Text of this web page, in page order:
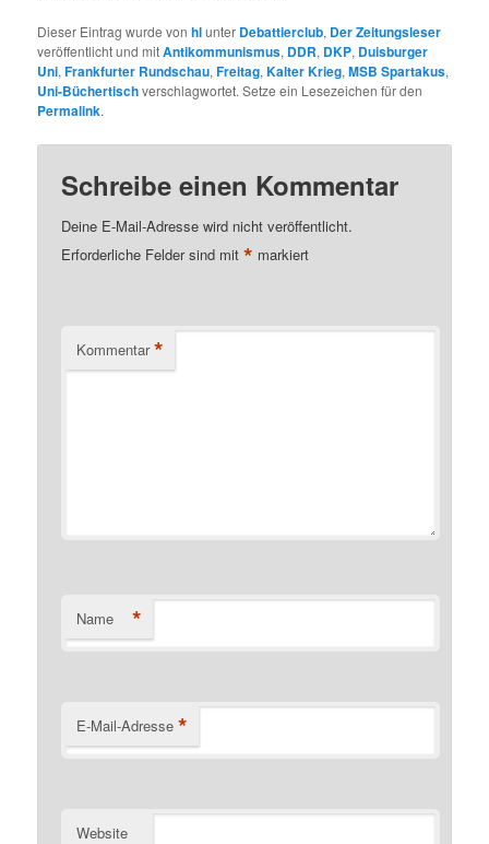
Dieser Eintrag wurde vonhlunter Debattierclub, Der Zeitungsleser
veröffentlicht und mitAntikommunismus, DDR, DKP, Duisburger
Uni,Frankfurter Rundschau,Freitag,Kalter Krieg,MSB Spartakus,
Uni-Büchertischverschlagwortet. Setze ein Lesezeichen für den
Permalink.
Schreibe einen Kommentar
Deine E-Mail-Adresse wird nicht veröffentlicht.
Erforderliche Felder sind mit* markiert
Kommentar *
Name *
E-Mail-Adresse *
Website